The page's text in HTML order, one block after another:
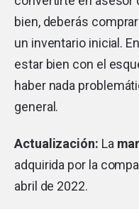
bien, deberás
un inventario inicial.
estar bien con el
haber nada
general.
Actualización: La
adquirida por la
abril de 2022.